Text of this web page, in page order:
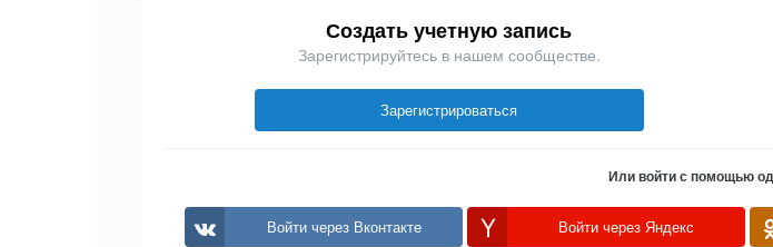
Создать учетную запись
Зарегистрируйтесь в нашем сообществе.
Зарегистрироваться
Или войти с помощью
Войти через Вконтакте Войти через Яндекс